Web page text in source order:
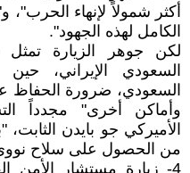
أكثر شمولاً لإنهاء
الكامل لهذه الجهود".
لكن جوهر الزيارة
السعودي الإيراني،
السعودي، ضرورة الحفاظ
وأماكن أخرى" مجدداً
الأميركي جو بايدن
من الحصول على سلاح
4- زيارة مستشار الأمن